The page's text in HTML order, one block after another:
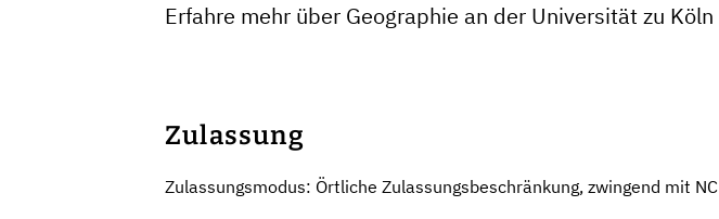
Erfahre mehr über Geographie an der Universität zu Köln
Zulassung
Zulassungsmodus: Örtliche Zulassungsbeschränkung, zwingend mit NC